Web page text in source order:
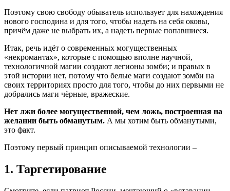
Поэтому свою свободу обыватель использует для нахождения
нового господина и для того, чтобы надеть на себя оковы,
причём даже не выбрать их, а надеть первые попавшиеся.
Итак, речь идёт о современных могущественных
«некромантах», которые с помощью вполне научной,
технологичной магии создают легионы зомби; и правых в
этой истории нет, потому что белые маги создают зомби на
своих территориях просто для того, чтобы до них первыми не
добрались маги чёрные, вражеские.
Нет лжи более могущественной, чем ложь, построенная на
желании быть обманутым. А мы хотим быть обманутыми,
это факт.
Поэтому первый принцип описываемой технологии –
1. Таргетирование